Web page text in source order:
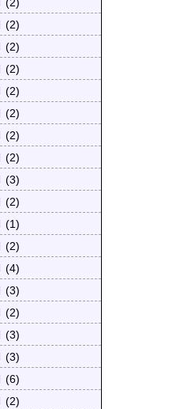
(2)
(2)
(2)
(2)
(2)
(2)
(2)
(2)
(3)
(2)
(1)
(2)
(4)
(3)
(2)
(3)
(3)
(6)
(2)